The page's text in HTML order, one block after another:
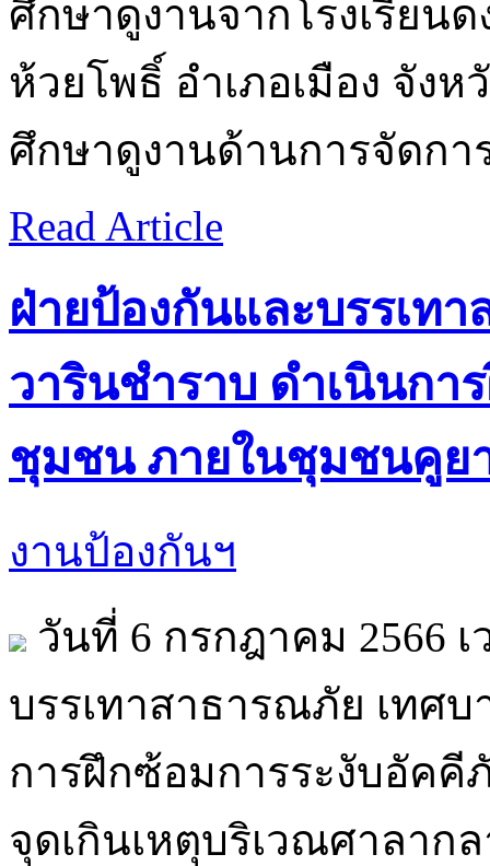
ศึกษาดูงานจากโรงเรียน
ห้วยโพธิ์ อำเภอเมือง จัง
ศึกษาดูงานด้านการจัดกา
Read Article
ฝ่ายป้องกันและบรรเท
วารินชำราบ ดำเนินกา
ชุมชน ภายในชุมชนคูย
งานป้องกันฯ
วันที่ 6 กรกฎาคม 2566
บรรเทาสาธารณภัย เทศบ
การฝึกซ้อมการระงับอัค
จุดเกินเหตุบริเวณศาลาก